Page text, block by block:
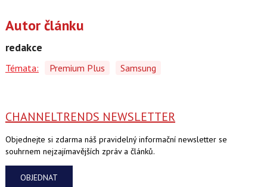
Autor článku
redakce
Témata: Premium Plus Samsung
CHANNELTRENDS NEWSLETTER
Objednejte si zdarma náš pravidelný informační newsletter se
souhrnem nejzajímavějších zpráv a článků.
OBJEDNAT